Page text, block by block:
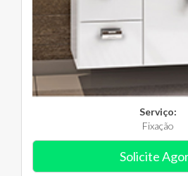
Serviço:
Fixação
Solicite